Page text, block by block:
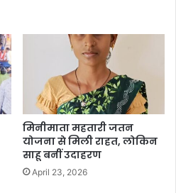
मिनीमाता महतारी जतन
योजना से मिली राहत, लोकिन
साहू बनीं उदाहरण
April 23, 2026